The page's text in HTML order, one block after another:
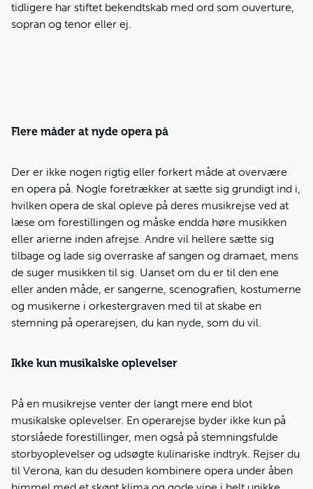
tidligere har stiftet bekendtskab med ord som ouverture,
sopran og tenor eller ej.
Flere måder at nyde opera på
Der er ikke nogen rigtig eller forkert måde at overvære
en opera på. Nogle foretrækker at sætte sig grundigt ind i,
hvilken opera de skal opleve på deres musikrejse ved at
læse om forestillingen og måske endda høre musikken
eller arierne inden afrejse. Andre vil hellere sætte sig
tilbage og lade sig overraske af sangen og dramaet, mens
de suger musikken til sig. Uanset om du er til den ene
eller anden måde, er sangerne, scenografien, kostumerne
og musikerne i orkestergraven med til at skabe en
stemning på operarejsen, du kan nyde, som du vil.
Ikke kun musikalske oplevelser
På en musikrejse venter der langt mere end blot
musikalske oplevelser. En operarejse byder ikke kun på
storslåede forestillinger, men også på stemningsfulde
storbyoplevelser og udsøgte kulinariske indtryk. Rejser du
til Verona, kan du desuden kombinere opera under åben